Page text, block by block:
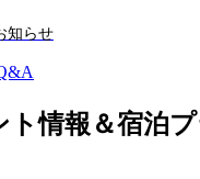
知らせ
ト情報＆宿泊